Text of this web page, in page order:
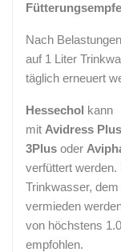
Nach
auf 1 Liter
täglich erneuert
Hessechol kann
mit Avidress Plus
3Plus oder
verfüttert werden.
Trinkwasser,
vermieden
von höchstens
empfohlen.